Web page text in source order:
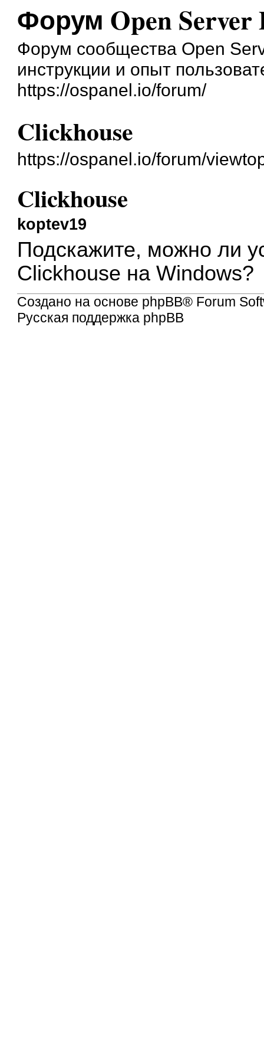
Форум Open Server
Форум сообщества Open
инструкции и опыт
https://ospanel.io/forum/
Clickhouse
https://ospanel.io/forum/
Clickhouse
koptev19
Подскажите, можно ли
Clickhouse на Windows?
Создано на основе phpBB® Forum
Русская поддержка phpBB